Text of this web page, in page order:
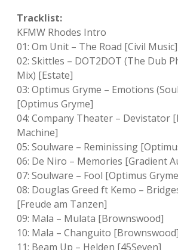
Tracklist:
KFMW Rhodes Intro
01: Om Unit – The Road [Civil Music]
02: Skittles – DOT2DOT (The Dub
Mix) [Estate]
03: Optimus Gryme – Emotions
[Optimus Gryme]
04: Company Theater – Devistator
Machine]
05: Soulware – Reminissing
06: De Niro – Memories [Gradient
07: Soulware – Fool [Optimus
08: Douglas Greed ft Kemo –
[Freude am Tanzen]
09: Mala – Mulata [Brownswood]
10: Mala – Changuito [Brownswood]
11: Beam Up – Helden [45Seven]